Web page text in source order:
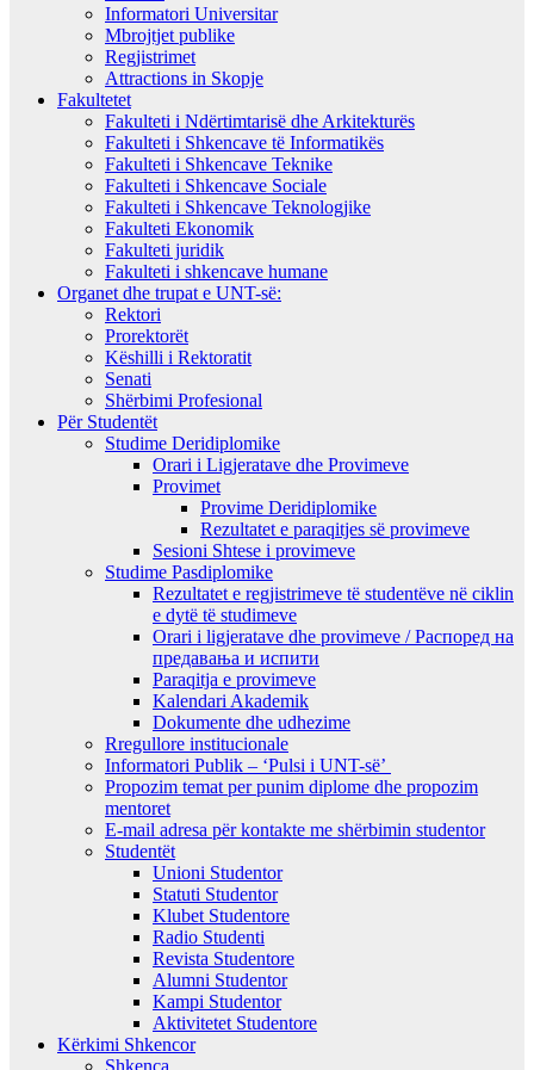
Informatori Universitar
Mbrojtjet publike
Regjistrimet
Attractions in Skopje
Fakultetet
Fakulteti i Ndërtimtarisë dhe Arkitekturës
Fakulteti i Shkencave të Informatikës
Fakulteti i Shkencave Teknike
Fakulteti i Shkencave Sociale
Fakulteti i Shkencave Teknologjike
Fakulteti Ekonomik
Fakulteti juridik
Fakulteti i shkencave humane
Organet dhe trupat e UNT-së:
Rektori
Prorektorët
Këshilli i Rektoratit
Senati
Shërbimi Profesional
Për Studentët
Studime Deridiplomike
Orari i Ligjeratave dhe Provimeve
Provimet
Provime Deridiplomike
Rezultatet e paraqitjes së provimeve
Sesioni Shtese i provimeve
Studime Pasdiplomike
Rezultatet e regjistrimeve të studentëve në ciklin
e dytë të studimeve
Orari i ligjeratave dhe provimeve / Распоред на
предавањa и испити
Paraqitja e provimeve
Kalendari Akademik
Dokumente dhe udhezime
Rregullore institucionale
Informatori Publik – ‘Pulsi i UNT-së’
Propozim temat per punim diplome dhe propozim
mentoret
E-mail adresa për kontakte me shërbimin studentor
Studentët
Unioni Studentor
Statuti Studentor
Klubet Studentore
Radio Studenti
Revista Studentore
Alumni Studentor
Kampi Studentor
Aktivitetet Studentore
Kërkimi Shkencor
Shkenca